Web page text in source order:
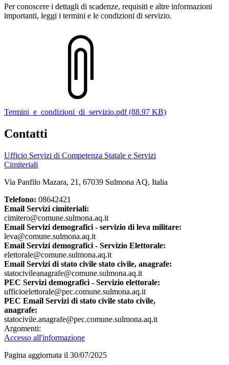
Per conoscere i dettagli di scadenze, requisiti e altre informazioni
importanti, leggi i termini e le condizioni di servizio.
Termini_e_condizioni_di_servizio.pdf (88.97 KB)
Contatti
Ufficio Servizi di Competenza Statale e Servizi
Cimiteriali
Via Panfilo Mazara, 21, 67039 Sulmona AQ, Italia
Telefono: 08642421
Email Servizi cimiteriali:
cimitero@comune.sulmona.aq.it
Email Servizi demografici - servizio di leva militare:
leva@comune.sulmona.aq.it
Email Servizi demografici - Servizio Elettorale:
elettorale@comune.sulmona.aq.it
Email Servizi di stato civile stato civile, anagrafe:
statocivileanagrafe@comune.sulmona.aq.it
PEC Servizi demografici - Servizio elettorale:
ufficioelettorale@pec.comune.sulmona.aq.it
PEC Email Servizi di stato civile stato civile,
anagrafe:
statocivile.anagrafe@pec.comune.sulmona.aq.it
Argomenti:
Accesso all'informazione
Pagina aggiornata il 30/07/2025